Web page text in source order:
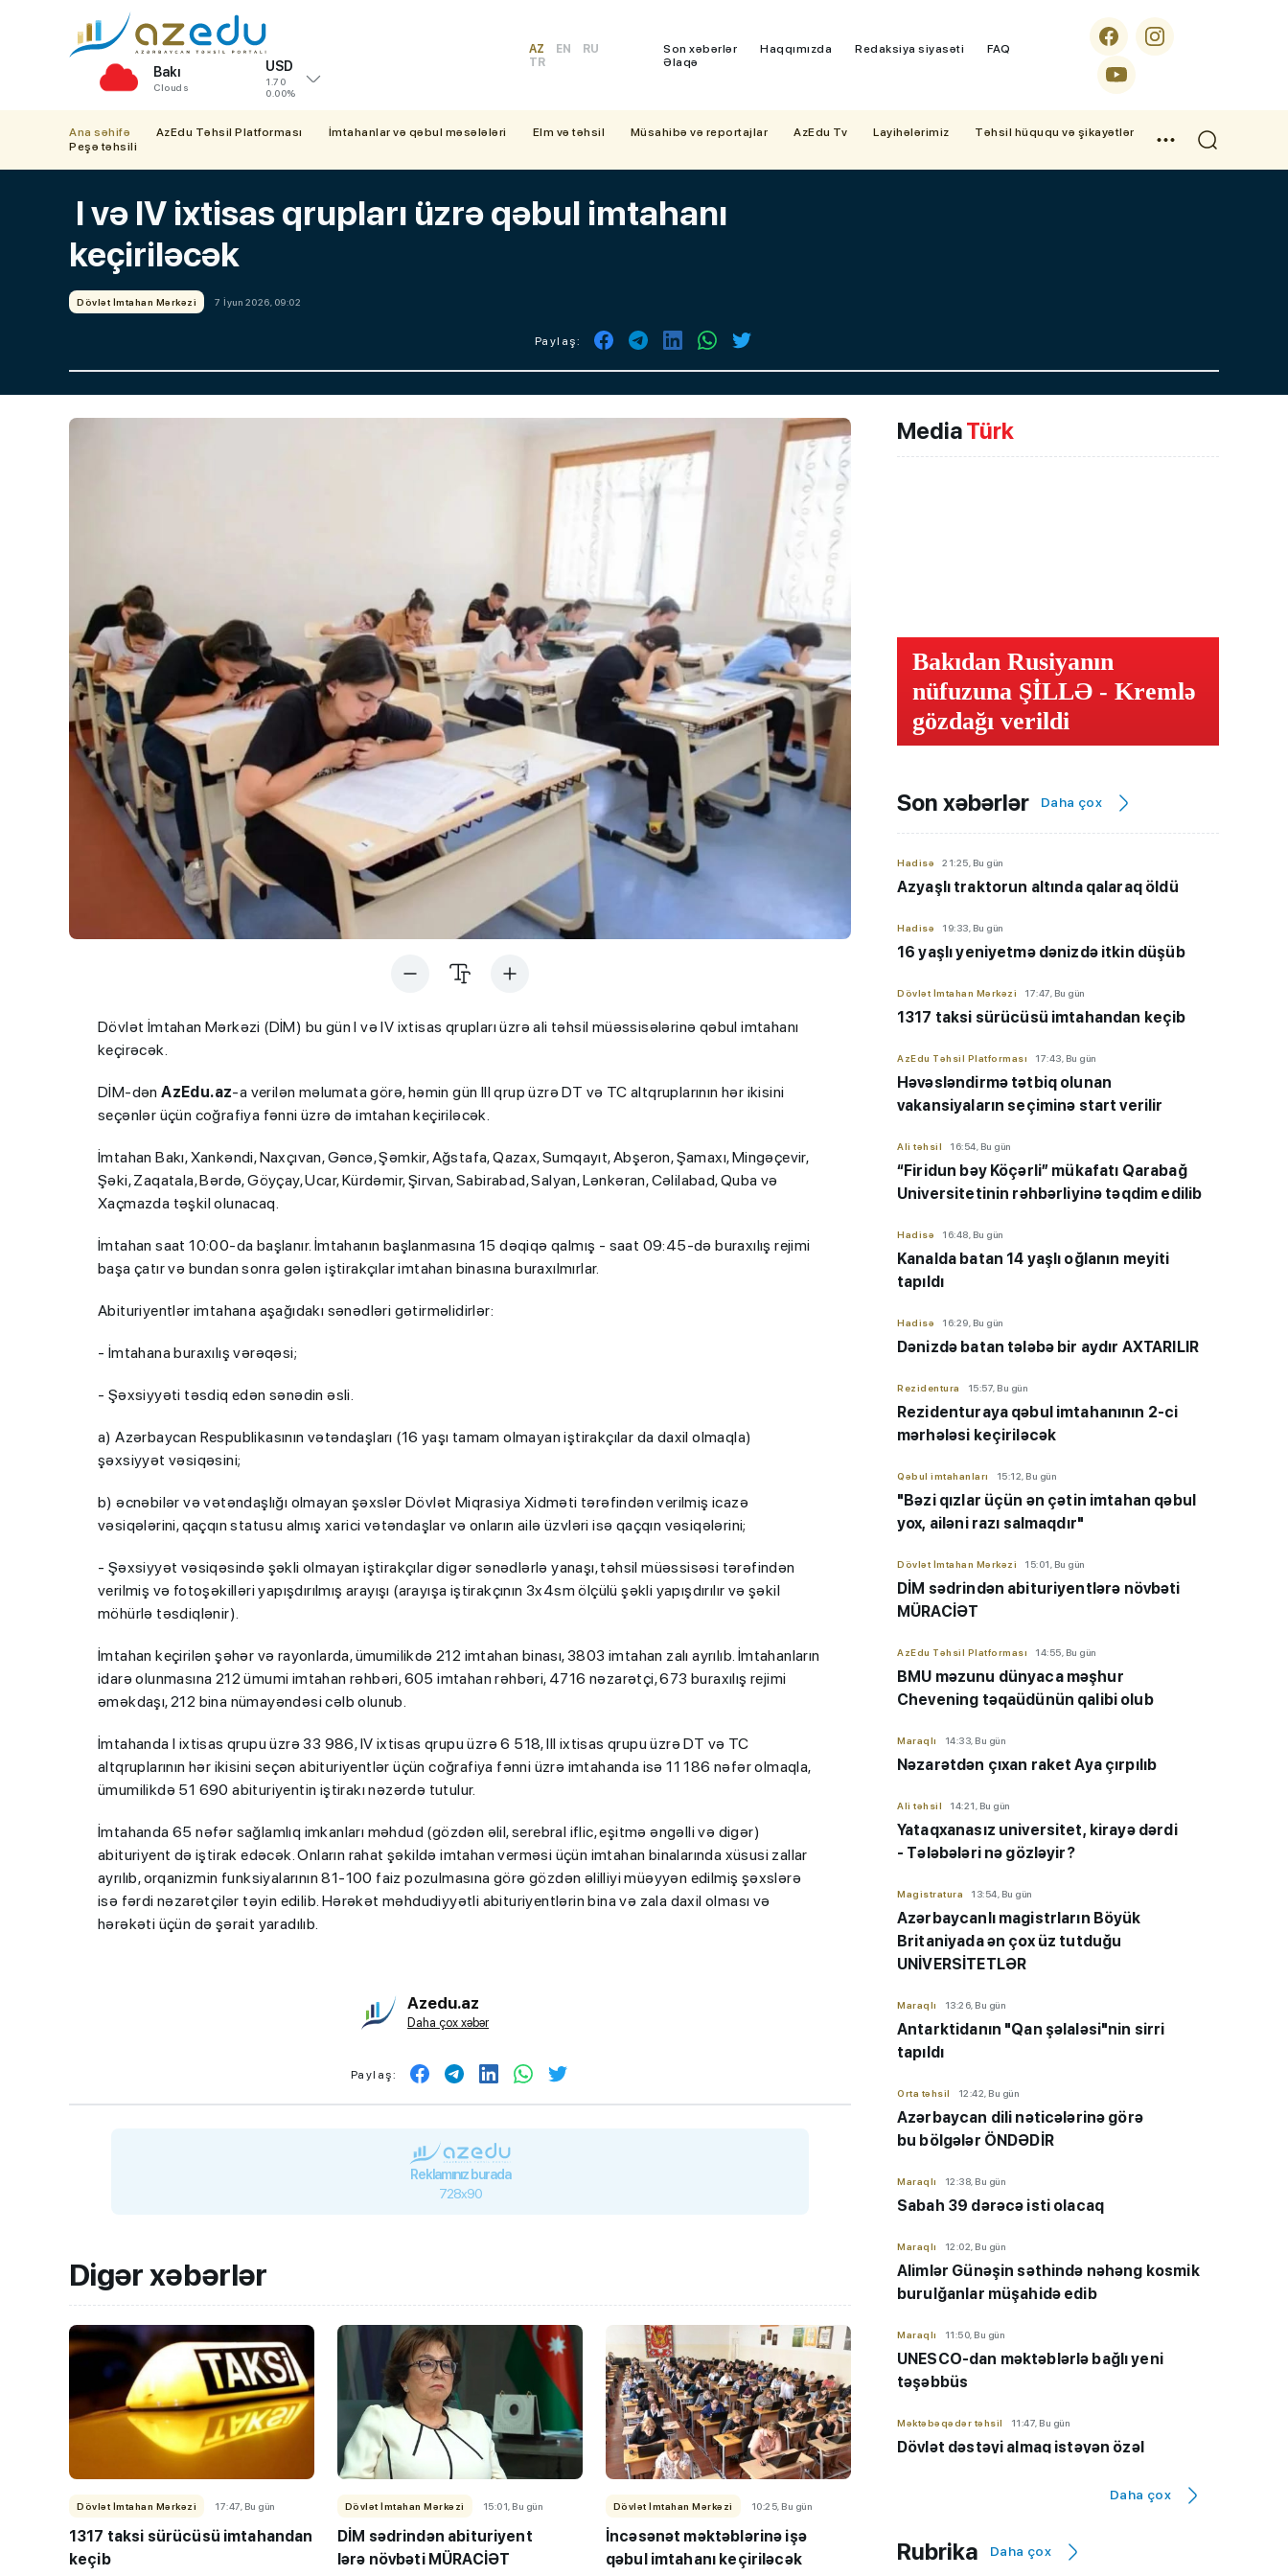
Bakı
Clouds
USD
1.70
0.00%
AZ EN
RU
TR
Son xəbərlər Haqqımızda Redaksiya siyasəti
FAQ
Əlaqə
Ana səhifə AzEdu Təhsil Platforması İmtahanlar və qəbul məsələləri Elm və təhsil Müsahibə və reportajlar AzEdu Tv Layihələrimiz
Təhsil hüququ və şikayətlər
Peşə təhsili
I və IV ixtisas qrupları üzrə qəbul imtahanı
keçiriləcək
Dövlət İmtahan Mərkəzi 7 İyun 2026, 09:02
Paylaş:
Dövlət İmtahan Mərkəzi (DİM) bu gün I və IV ixtisas qrupları üzrə ali təhsil müəssisələrinə qəbul imtahanı
keçirəcək.
DİM-dənAzEdu.az-a verilən məlumata görə, həmin gün III qrup üzrə DT və TC altqruplarının hər ikisini
seçənlər üçün coğrafiya fənni üzrə də imtahan keçiriləcək.
İmtahan Bakı, Xankəndi, Naxçıvan, Gəncə, Şəmkir, Ağstafa, Qazax, Sumqayıt, Abşeron, Şamaxı, Mingəçevir,
Şəki, Zaqatala, Bərdə, Göyçay, Ucar, Kürdəmir, Şirvan, Sabirabad, Salyan, Lənkəran, Cəlilabad, Quba və
Xaçmazda təşkil olunacaq.
İmtahan saat 10:00-da başlanır. İmtahanın başlanmasına 15 dəqiqə qalmış - saat 09:45-də buraxılış rejimi
başa çatır və bundan sonra gələn iştirakçılar imtahan binasına buraxılmırlar.
Abituriyentlər imtahana aşağıdakı sənədləri gətirməlidirlər:
- İmtahana buraxılış vərəqəsi;
- Şəxsiyyəti təsdiq edən sənədin əsli.
a) Azərbaycan Respublikasının vətəndaşları (16 yaşı tamam olmayan iştirakçılar da daxil olmaqla)
şəxsiyyət vəsiqəsini;
b) əcnəbilər və vətəndaşlığı olmayan şəxslər Dövlət Miqrasiya Xidməti tərəfindən verilmiş icazə
vəsiqələrini, qaçqın statusu almış xarici vətəndaşlar və onların ailə üzvləri isə qaçqın vəsiqələrini;
- Şəxsiyyət vəsiqəsində şəkli olmayan iştirakçılar digər sənədlərlə yanaşı, təhsil müəssisəsi tərəfindən
verilmiş və fotoşəkilləri yapışdırılmış arayışı (arayışa iştirakçının 3x4sm ölçülü şəkli yapışdırılır və şəkil
möhürlə təsdiqlənir).
İmtahan keçirilən şəhər və rayonlarda, ümumilikdə 212 imtahan binası, 3803 imtahan zalı ayrılıb. İmtahanların
idarə olunmasına 212 ümumi imtahan rəhbəri, 605 imtahan rəhbəri, 4716 nəzarətçi, 673 buraxılış rejimi
əməkdaşı, 212 bina nümayəndəsi cəlb olunub.
İmtahanda I ixtisas qrupu üzrə 33 986, IV ixtisas qrupu üzrə 6 518, III ixtisas qrupu üzrə DT və TC
altqruplarının hər ikisini seçən abituriyentlər üçün coğrafiya fənni üzrə imtahanda isə 11 186 nəfər olmaqla,
ümumilikdə 51 690 abituriyentin iştirakı nəzərdə tutulur.
İmtahanda 65 nəfər sağlamlıq imkanları məhdud (gözdən əlil, serebral iflic, eşitmə əngəlli və digər)
abituriyent də iştirak edəcək. Onların rahat şəkildə imtahan verməsi üçün imtahan binalarında xüsusi zallar
ayrılıb, orqanizmin funksiyalarının 81-100 faiz pozulmasına görə gözdən əlilliyi müəyyən edilmiş şəxslərə
isə fərdi nəzarətçilər təyin edilib. Hərəkət məhdudiyyətli abituriyentlərin bina və zala daxil olması və
hərəkəti üçün də şərait yaradılıb.
Azedu.az
Daha çox xəbər
Paylaş:
Reklamınız burada
728x90
Digər xəbərlər
Dövlət İmtahan Mərkəzi 17:47, Bu gün
1317 taksi sürücüsü imtahandan
keçib
Dövlət İmtahan Mərkəzi 15:01, Bu gün
DİM sədrindən abituriyent
lərə növbəti MÜRACİƏT
Dövlət İmtahan Mərkəzi 10:25, Bu gün
İncəsənət məktəblərinə işə
qəbul imtahanı keçiriləcək
MediaTürk
Bakıdan Rusiyanın
nüfuzuna ŞİLLƏ - Kremlə
gözdağı verildi
Son xəbərlər Daha çox
Hadisə 21:25, Bu gün
Azyaşlı traktorun altında qalaraq öldü
Hadisə 19:33, Bu gün
16 yaşlı yeniyetmə dənizdə itkin düşüb
Dövlət İmtahan Mərkəzi 17:47, Bu gün
1317 taksi sürücüsü imtahandan keçib
AzEdu Təhsil Platforması 17:43, Bu gün
Həvəsləndirmə tətbiq olunan
vakansiyaların seçiminə start verilir
Ali təhsil 16:54, Bu gün
“Firidun bəy Köçərli” mükafatı Qarabağ
Universitetinin rəhbərliyinə təqdim edilib
Hadisə 16:48, Bu gün
Kanalda batan 14 yaşlı oğlanın meyiti
tapıldı
Hadisə 16:29, Bu gün
Dənizdə batan tələbə bir aydır AXTARILIR
Rezidentura 15:57, Bu gün
Rezidenturaya qəbul imtahanının 2-ci
mərhələsi keçiriləcək
Qəbul imtahanları 15:12, Bu gün
"Bəzi qızlar üçün ən çətin imtahan qəbul
yox, ailəni razı salmaqdır"
Dövlət İmtahan Mərkəzi 15:01, Bu gün
DİM sədrindən abituriyent ​​​​​​​lərə növbəti
MÜRACİƏT
AzEdu Təhsil Platforması 14:55, Bu gün
BMU məzunu dünyaca məşhur
Chevening təqaüdünün qalibi olub
Maraqlı 14:33, Bu gün
Nəzarətdən çıxan raket Aya çırpılıb
Ali təhsil 14:21, Bu gün
Yataqxanasız universitet, kirayə dərdi
- Tələbələri nə gözləyir?
Magistratura 13:54, Bu gün
Azərbaycanlı magistrların Böyük
Britaniyada ən çox üz tutduğu
UNİVERSİTETLƏR
Maraqlı 13:26, Bu gün
Antarktidanın "Qan şəlaləsi"nin sirri
tapıldı
Orta təhsil 12:42, Bu gün
Azərbaycan dili nəticələrinə görə
bu bölgələr ÖNDƏDİR
Maraqlı 12:38, Bu gün
Sabah 39 dərəcə isti olacaq
Maraqlı 12:02, Bu gün
Alimlər Günəşin səthində nəhəng kosmik
burulğanlar müşahidə edib
Maraqlı 11:50, Bu gün
UNESCO-dan məktəblərlə bağlı yeni
təşəbbüs
Məktəbəqədər təhsil 11:47, Bu gün
Dövlət dəstəyi almaq istəyən özəl
qaydaların tətbiqinə ehtiyac var"
Daha çox
Rubrika Daha çox